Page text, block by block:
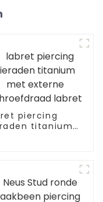
piercing
titanium